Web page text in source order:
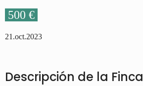
500 €
21.oct.2023
Descripción de la Finca